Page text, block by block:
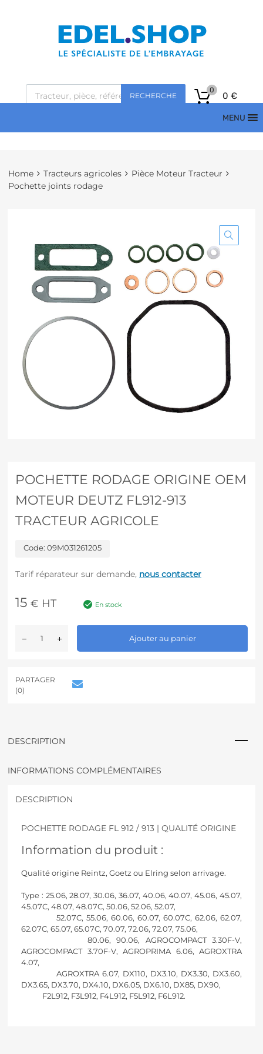
RECHERCHE 0 €
0
MENU
Home Tracteurs agricoles
Pièce Moteur Tracteur
Pochette joints rodage
POCHETTE RODAGE ORIGINE OEM
MOTEUR DEUTZ FL912-913
TRACTEUR AGRICOLE
Code: 09M031261205
Tarif réparateur sur demande, nous contacter
15 € HT En stock
Ajouter au panier
PARTAGER
(0)
DESCRIPTION
INFORMATIONS COMPLÉMENTAIRES
DESCRIPTION
POCHETTE RODAGE FL 912 / 913 | QUALITÉ ORIGINE
Information du produit :
Qualité origine Reintz, Goetz ou Elring selon arrivage.
Type : 25.06, 28.07, 30.06, 36.07, 40.06, 40.07, 45.06, 45.07,
45.07C, 48.07, 48.07C, 50.06, 52.06, 52.07,
52.07C, 55.06, 60.06, 60.07, 60.07C, 62.06, 62.07,
62.07C, 65.07, 65.07C, 70.07, 72.06, 72.07, 75.06,
80.06, 90.06, AGROCOMPACT 3.30F-V,
AGROCOMPACT 3.70F-V, AGROPRIMA 6.06, AGROXTRA
4.07,
AGROXTRA 6.07, DX110, DX3.10, DX3.30, DX3.60,
DX3.65, DX3.70, DX4.10, DX6.05, DX6.10, DX85, DX90,
F2L912, F3L912, F4L912, F5L912, F6L912.